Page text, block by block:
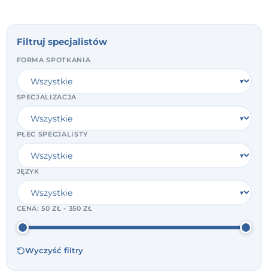
Filtruj specjalistów
FORMA SPOTKANIA
SPECJALIZACJA
PŁEĆ SPECJALISTY
JĘZYK
CENA:50 ZŁ - 350 ZŁ
Wyczyść filtry